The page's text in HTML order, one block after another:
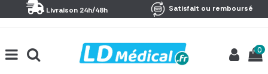
Livraison 24h/48h Satisfait ou remboursé
0
Panneau de gestion des cookies